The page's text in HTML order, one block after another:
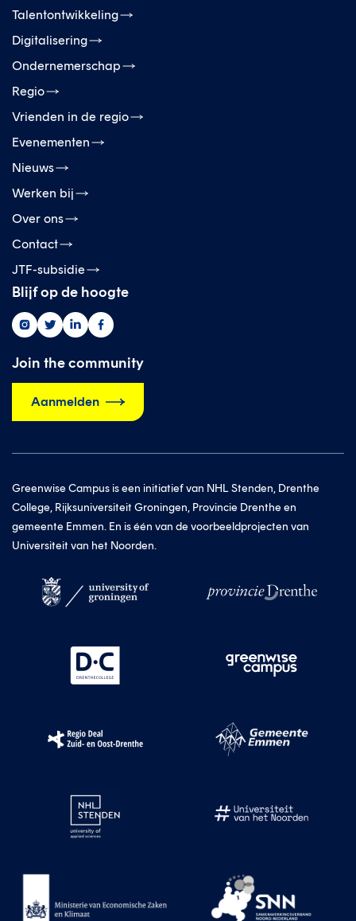
Talentontwikkeling
Digitalisering
Ondernemerschap
Regio
Vrienden in de regio
Evenementen
Nieuws
Werken bij
Over ons
Contact
JTF-subsidie
Blijf op de hoogte
Greenwise
op
instagram
Greenwise
op
twitter
Greenwise
op
linkedin
Greenwise
op
facebook
Join the community
Aanmelden
Greenwise Campus is een initiatief van NHL Stenden, Drenthe
College, Rijksuniversiteit Groningen, Provincie Drenthe en
gemeente Emmen. En is één van de voorbeeldprojecten van
Universiteit van het Noorden.